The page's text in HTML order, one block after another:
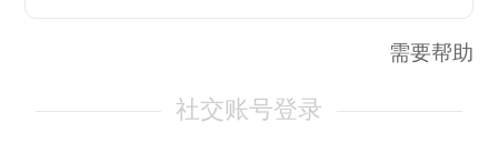
需要帮助
社交账号登录